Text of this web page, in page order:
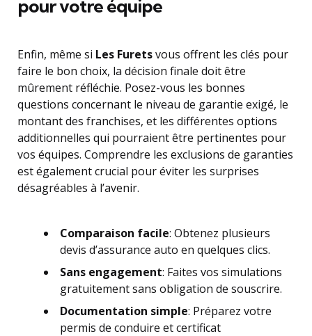
pour votre équipe
Enfin, même si Les Furetsvous offrent les clés pour
faire le bon choix, la décision finale doit être
mûrement réfléchie. Posez-vous les bonnes
questions concernant le niveau de garantie exigé, le
montant des franchises, et les différentes options
additionnelles qui pourraient être pertinentes pour
vos équipes. Comprendre les exclusions de garanties
est également crucial pour éviter les surprises
désagréables à l’avenir.
Comparaison facile: Obtenez plusieurs
devis d’assurance auto en quelques clics.
Sans engagement: Faites vos simulations
gratuitement sans obligation de souscrire.
Documentation simple: Préparez votre
permis de conduire et certificat